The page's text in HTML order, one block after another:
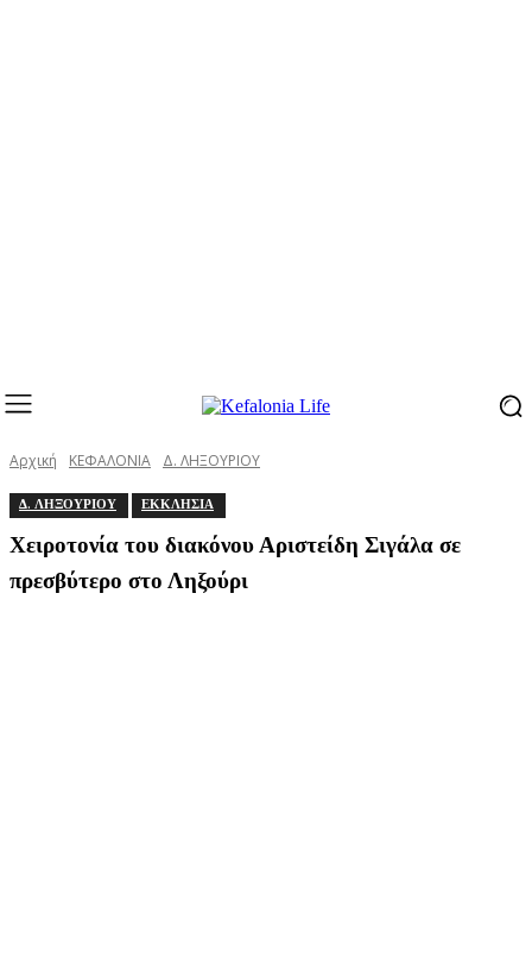
Αρχική ΚΕΦΑΛΟΝΙΑ Δ. ΛΗΞΟΥΡΙΟΥ
Δ. ΛΗΞΟΥΡΙΟΥ ΕΚΚΛΗΣΙΑ
Χειροτονία του διακόνου Αριστείδη Σιγάλα σε
πρεσβύτερο στο Ληξούρι